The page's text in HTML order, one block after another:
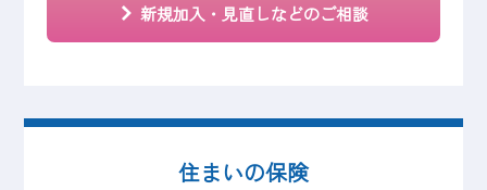
新規加入・見直しなどのご相談
住まいの保険